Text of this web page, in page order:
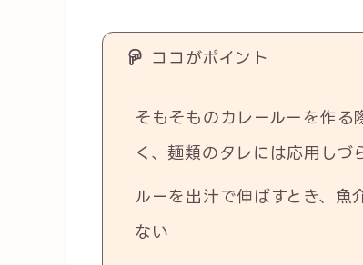
ココがポイント
そもそものカレールーを作
く、麺類のタレには応用しづ
ルーを出汁で伸ばすとき、魚
ない